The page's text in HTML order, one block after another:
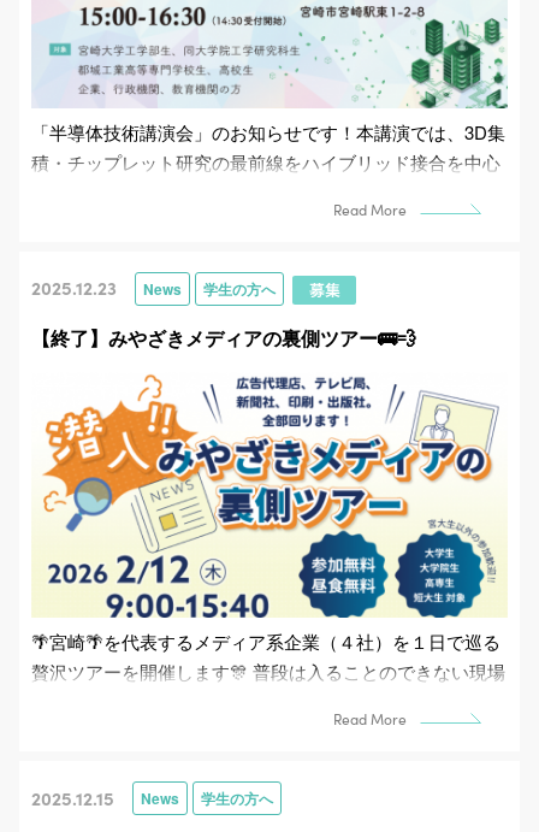
「半導体技術講演会」のお知らせです！本講演では、3D集
積・チップレット研究の最前線をハイブリッド接合を中心
Read More
2025.12.23 News 学生の方へ
【終了】みやざきメディアの裏側ツアー🚌💨
🌴宮崎🌴を代表するメディア系企業（４社）を１日で巡る
贅沢ツアーを開催します🎊 普段は入ることのできない現場
Read More
2025.12.15 News 学生の方へ